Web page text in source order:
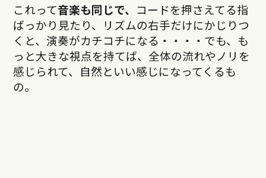
これって音楽も同じで、 コードを押さえてる指
ばっかり見たり、リズムの右手だけにかじりつ
くと、演奏がカチコチになる・・・・でも、も
っと大きな視点を持てば、全体の流れやノリを
感じられて、自然といい感じになってくるも
の。